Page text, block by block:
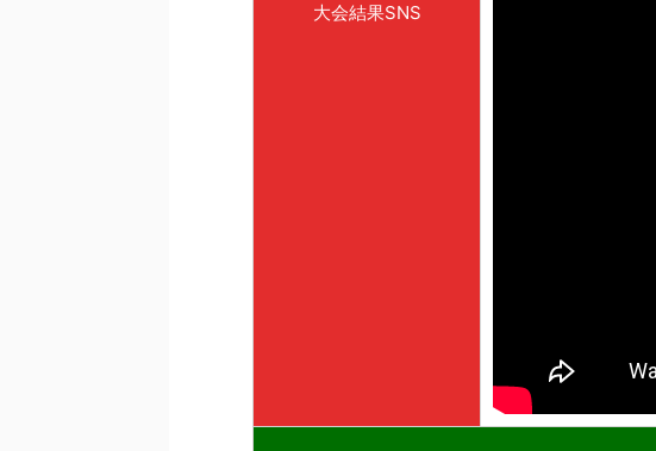
大会結果SNS